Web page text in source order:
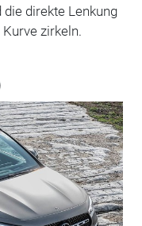
direkte Lenkung
zirkeln.